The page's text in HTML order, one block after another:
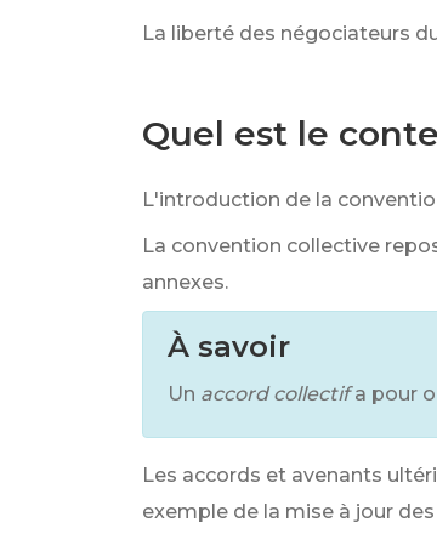
La liberté des négociateurs
Quel est le
L'introduction de la
La convention collective
annexes.
À savoir
Un accord collectif a pour
Les accords et avenants
exemple de la mise à jour